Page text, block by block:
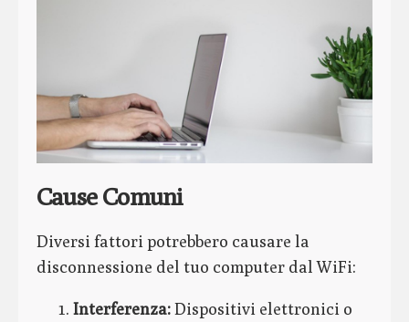
Cause Comuni
Diversi fattori potrebbero causare la
disconnessione del tuo computer dal WiFi:
Interferenza:Dispositivi elettronici o